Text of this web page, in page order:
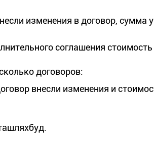
изменения в договор, сумма
соглашения
договоров:
внесли изменения и